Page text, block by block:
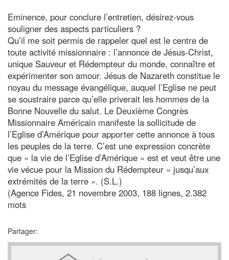
Eminence, pour conclure l’entretien, désirez-vous
souligner des aspects particuliers ?
Qu’il me soit permis de rappeler quel est le centre de
toute activité missionnaire : l’annonce de Jésus-Christ,
unique Sauveur et Rédempteur du monde, connaître et
expérimenter son amour. Jésus de Nazareth constitue le
noyau du message évangélique, auquel l’Eglise ne peut
se soustraire parce qu’elle priverait les hommes de la
Bonne Nouvelle du salut. Le Deuxième Congrès
Missionnaire Américain manifeste la sollicitude de
l’Eglise d’Amérique pour apporter cette annonce à tous
les peuples de la terre. C’est une expression concrète
que « la vie de l’Eglise d’Amérique » est et veut être une
vie vécue pour la Mission du Rédempteur « jusqu’aux
extrémités de la terre ». (S.L.)
(Agence Fides, 21 novembre 2003, 188 lignes, 2.382
mots
Partager: